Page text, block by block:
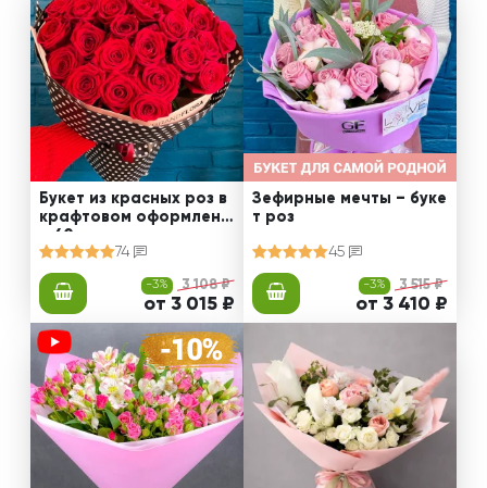
Букет из красных роз в
крафтовом оформлени
и 60 см
74
-3% 3 108 ₽
от 3 015 ₽
Зефирные мечты – буке
т роз
45
-3% 3 515 ₽
от 3 410 ₽